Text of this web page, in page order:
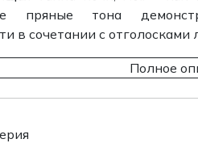
пряные тона
в сочетании с
Полное